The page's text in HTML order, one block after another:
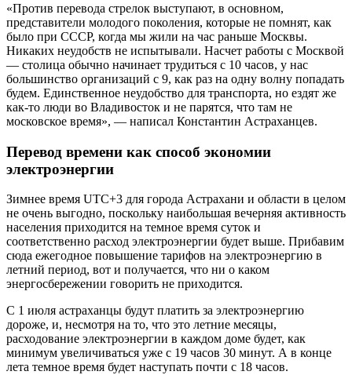
«Против перевода стрелок выступают, в основном,
представители молодого поколения, которые не помнят, как
было при СССР, когда мы жили на час раньше Москвы.
Никаких неудобств не испытывали. Насчет работы с Москвой
— столица обычно начинает трудиться с 10 часов, у нас
большинство организаций с 9, как раз на одну волну попадать
будем. Единственное неудобство для транспорта, но ездят же
как-то люди во Владивосток и не парятся, что там не
московское время», — написал Константин Астраханцев.
Перевод времени как способ экономии
электроэнергии
Зимнее время UTС+3 для города Астрахани и области в целом
не очень выгодно, поскольку наибольшая вечерняя активность
населения приходится на темное время суток и
соответственно расход электроэнергии будет выше. Прибавим
сюда ежегодное повышение тарифов на электроэнергию в
летний период, вот и получается, что ни о каком
энергосбережении говорить не приходится.
С 1 июля астраханцы будут платить за электроэнергию
дороже, и, несмотря на то, что это летние месяцы,
расходование электроэнергии в каждом доме будет, как
минимум увеличиваться уже с 19 часов 30 минут. А в конце
лета темное время будет наступать почти с 18 часов.